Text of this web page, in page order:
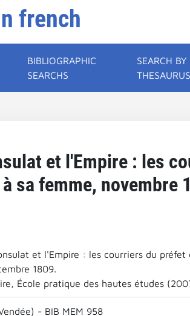
french
BIBLIOGRAPHIC
SEARCHS
SEARCH BY
THESAURUS
et l'Empire : les
sa femme, novembre
et l'Empire : les courriers du
1809.
École pratique des hautes études
- BIB MEM 958